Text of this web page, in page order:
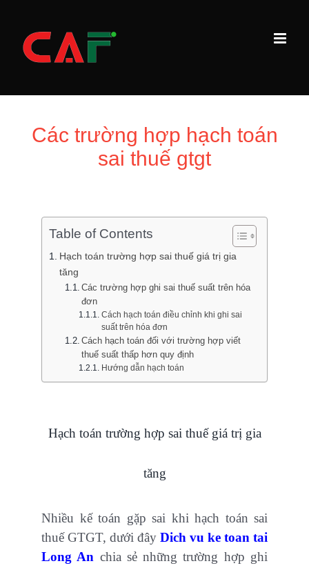
content
Các trường hợp hạch toán
sai thuế gtgt
Table of Contents
Hạch toán trường hợp sai thuế giá trị gia
tăng
Các trường hợp ghi sai thuế suất trên hóa
đơn
Cách hạch toán điều chỉnh khi ghi sai
suất trên hóa đơn
Cách hạch toán đối với trường hợp viết
thuế suất thấp hơn quy định
Hướng dẫn hạch toán
Hạch toán trường hợp sai thuế giá trị gia
tăng
Nhiều kế toán gặp sai khi hạch toán sai
thuế GTGT, dưới đây Dich vu ke toan tai
Long An chia sẻ những trường hợp ghi